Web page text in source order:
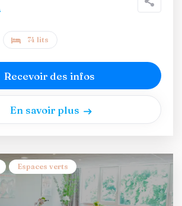
74 lits
Recevoir des infos
En savoir plus
Espaces verts